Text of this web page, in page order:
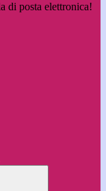
di posta elettronica!